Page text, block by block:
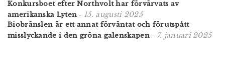
Konkursboet efter Northvolt har förvärvats av
amerikanska Lyten - 15. augusti 2025
Biobränslen är ett annat förväntat och förutspått
misslyckande i den gröna galenskapen- 7. januari 2025